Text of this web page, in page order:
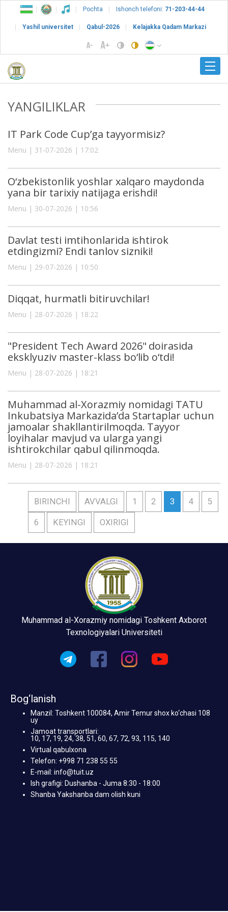
Pochta Ishonch telefoni: 71-203-44-44
Yashil universitet Qabul-2026 Kelajakka Qadam Markazi
YANGILIKLAR
IT Park Code Cup’ga tayyormisiz?
Menu | 31-07-2026 | 17:02
O‘zbekistonlik yoshlar xalqaro maydonda
yana bir tarixiy natijaga erishdi!
Menu | 30-07-2026 | 10:56
Davlat testi imtihonlarida ishtirok
etdingizmi? Endi tanlov sizniki!
Menu | 29-07-2026 | 10:50
Diqqat, hurmatli bitiruvchilar!
Menu | 28-07-2026 | 18:22
"President Tech Award 2026" doirasida
eksklyuziv master-klass bo‘lib o‘tdi!
Menu | 28-07-2026 | 18:21
Muhammad al-Xorazmiy nomidagi TATU
Inkubatsiya Markazida’da Startaplar uchun
jamoalar shakllantirilmoqda. Tayyor
loyihalar mavjud va ularga yangi
ishtirokchilar qabul qilinmoqda.
Menu | 28-07-2026 | 18:21
BIRINCHI AVVALGI 1 2 3 4 5
6 KEYINGI OXIRIGI
Muhammad al-Xorazmiy nomidagi Toshkent Axborot
Texnologiyalari Universiteti
Bog‘lanish
Manzil: Toshkent 100084, Amir Temur shox ko‘chasi 108
uy
Jamoat transportlari:
10, 17, 19, 24, 38, 51, 60, 67, 72, 93, 115, 140
Virtual qabulxona
Telefon: +998 71 238 55 55
E-mail: info@tuit.uz
Ish grafigi: Dushanba - Juma 8:30 - 18:00
Shanba Yakshanba dam olish kuni